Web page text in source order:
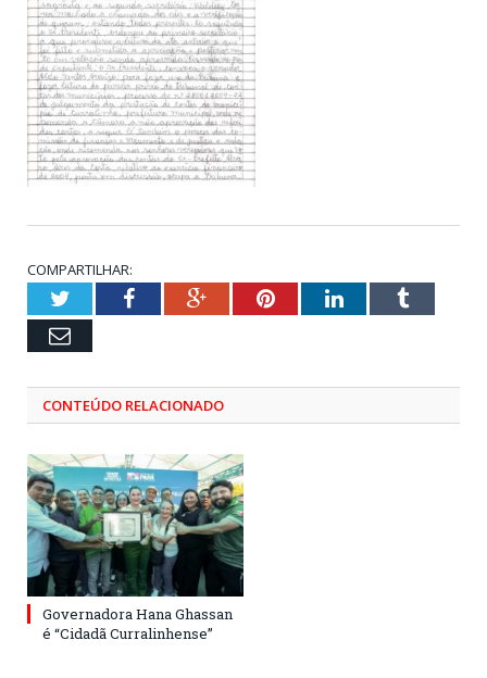
COMPARTILHAR:
TwitterFacebookGoogle+PinterestLinkedInTumblr
Email
CONTEÚDO RELACIONADO
Governadora Hana Ghassan
é “Cidadã Curralinhense”